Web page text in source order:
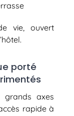
vie, ouvert
porté
grands axes
rapide à